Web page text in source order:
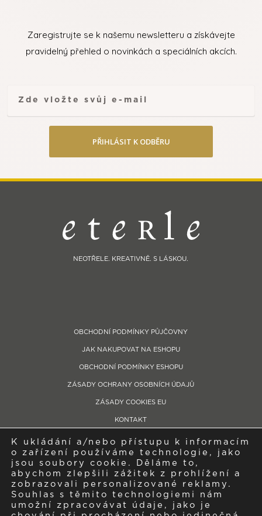
Zaregistrujte se k našemu newsletteru a získávejte
pravidelný přehled o novinkách a speciálních akcích.
PŘIHLÁSIT K ODBĚRU
NEOTŘELE. KREATIVNĚ. S LÁSKOU.
OBCHODNÍ PODMÍNKY PŮJČOVNY
JAK NAKUPOVAT NA ESHOPU
OBCHODNÍ PODMÍNKY ESHOPU
ZÁSADY OCHRANY OSOBNÍCH ÚDAJŮ
ZÁSADY COOKIES EU
KONTAKT
Telefon: +420 604 280 759
Showroom/provozovna: Bývalý zemědělský areál, Libčická, 252 65 Tursko
IČO: 04543335, Společnost je zapsaná v obchodním rejstříku pod spisovou
značkou C249410 vedená u Městského soudu v Praze
K ukládání a/nebo přístupu k informacím
o zařízení používáme technologie, jako
jsou soubory cookie. Děláme to,
abychom zlepšili zážitek z prohlížení a
zobrazovali personalizované reklamy.
Souhlas s těmito technologiemi nám
umožní zpracovávat údaje, jako je